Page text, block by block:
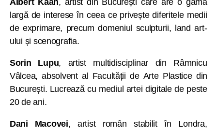
Albert Kaan, artist din București care are o gamă
largă de interese în ceea ce privește diferitele medii
de exprimare, precum domeniul sculpturii, land art-
ului și scenografia.
Sorin Lupu, artist multidisciplinar din Râmnicu
Vâlcea, absolvent al Facultății de Arte Plastice din
București. Lucrează cu mediul artei digitale de peste
20 de ani.
Dani Macovei, artist român stabilit în Londra,